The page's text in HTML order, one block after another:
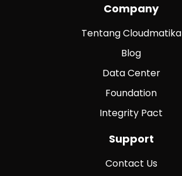
Company
Tentang Cloudmatika
Blog
Data Center
Foundation
Integrity Pact
Support
Contact Us